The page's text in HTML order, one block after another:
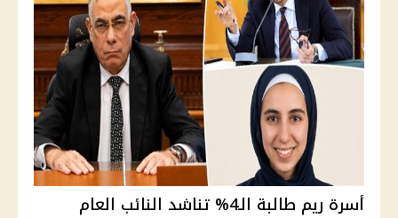
أسرة ريم طالبة الـ4% تناشد النائب العام